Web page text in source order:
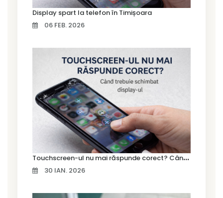
Display spart la telefon în Timișoara
06 FEB. 2026
T
ouchscreen-ul nu mai răspunde corect? Când trebuie schimbat display-ul
30 IAN. 2026